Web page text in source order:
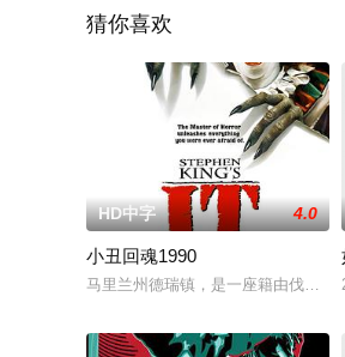
猜你喜欢
HD中字 4.0
小丑回魂1990
马里兰州德瑞镇，是一座籍由伐木业